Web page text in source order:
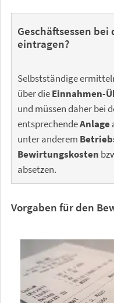
Geschäftsessen
eintragen?
Selbstständige
über dieEinnahmen-
und müssen daher bei
entsprechendeAnlage
unter anderem
Bewirtungskosten
absetzen.
Vorgaben für den